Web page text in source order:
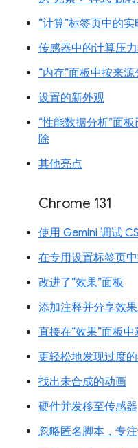
“计算”标签页中的
传感器中的计算压
“内存”面板中按来
设置的新外观
“性能数据分析”面
除
其他亮点
Chrome 131
使用 Gemini 调试
在专用设置标签页
改进了“效果”面板
添加注释并分享效
直接在“效果”面板
更轻松地发现过度
找出未合成的动画
硬件并发移至传感器
忽略匿名脚本，专